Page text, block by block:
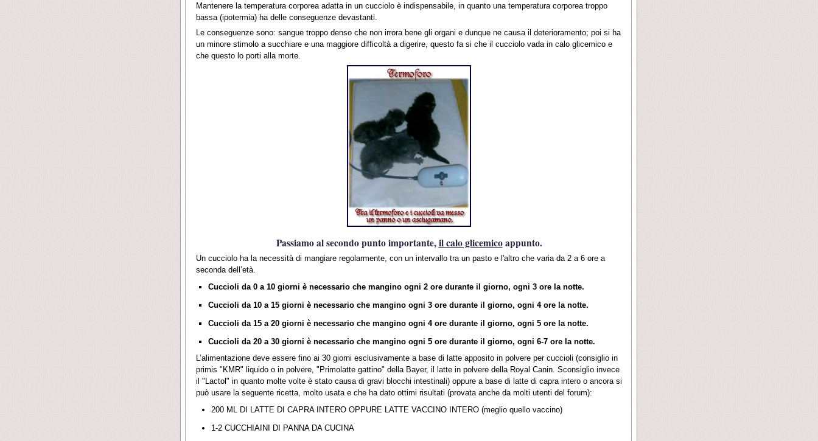
Mantenere la temperatura corporea adatta in un cucciolo è indispensabile, in quanto una temperatura corporea troppo
bassa (ipotermia) ha delle conseguenze devastanti.
Le conseguenze sono: sangue troppo denso che non irrora bene gli organi e dunque ne causa il deterioramento; poi si ha
un minore stimolo a succhiare e una maggiore difficoltà a digerire, questo fa si che il cucciolo vada in calo glicemico e
che questo lo porti alla morte.
Passiamo al secondo punto importante,il calo glicemicoappunto.
Un cucciolo ha la necessità di mangiare regolarmente, con un intervallo tra un pasto e l'altro che varia da 2 a 6 ore a
seconda dell’età.
Cuccioli da 0 a 10 giorni è necessario che mangino ogni 2 ore durante il giorno, ogni 3 ore la notte.
Cuccioli da 10 a 15 giorni è necessario che mangino ogni 3 ore durante il giorno, ogni 4 ore la notte.
Cuccioli da 15 a 20 giorni è necessario che mangino ogni 4 ore durante il giorno, ogni 5 ore la notte.
Cuccioli da 20 a 30 giorni è necessario che mangino ogni 5 ore durante il giorno, ogni 6-7 ore la notte.
L’alimentazione deve essere fino ai 30 giorni esclusivamente a base di latte apposito in polvere per cuccioli (consiglio in
primis "KMR" liquido o in polvere, "Primolatte gattino" della Bayer, il latte in polvere della Royal Canin. Sconsiglio invece
il "Lactol" in quanto molte volte è stato causa di gravi blocchi intestinali) oppure a base di latte di capra intero o ancora si
può usare la seguente ricetta, molto usata e che ha dato ottimi risultati (provata anche da molti utenti del forum):
200 ML DI LATTE DI CAPRA INTERO OPPURE LATTE VACCINO INTERO (meglio quello vaccino)
1-2 CUCCHIAINI DI PANNA DA CUCINA